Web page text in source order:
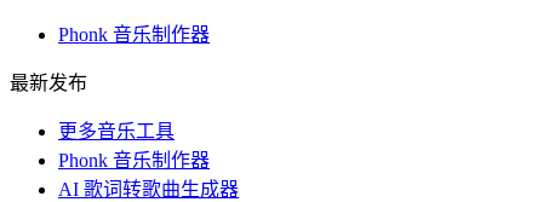
Phonk 音乐制作器
最新发布
更多音乐工具
Phonk 音乐制作器
AI 歌词转歌曲生成器